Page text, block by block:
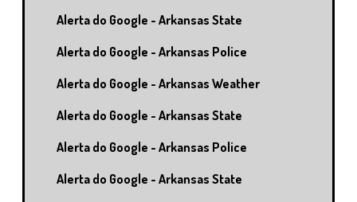
Alerta do Google - Arkansas State
Alerta do Google - Arkansas Police
Alerta do Google - Arkansas Weather
Alerta do Google - Arkansas State
Alerta do Google - Arkansas Police
Alerta do Google - Arkansas State